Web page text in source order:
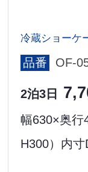
冷蔵ショーケ
品番 OF-
2泊3日
幅630×奥行
H300）内